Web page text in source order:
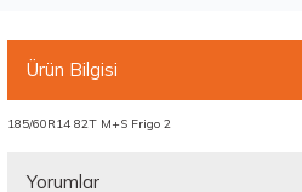
Ürün Bilgisi
185/60R14 82T M+S Frigo 2
Yorumlar